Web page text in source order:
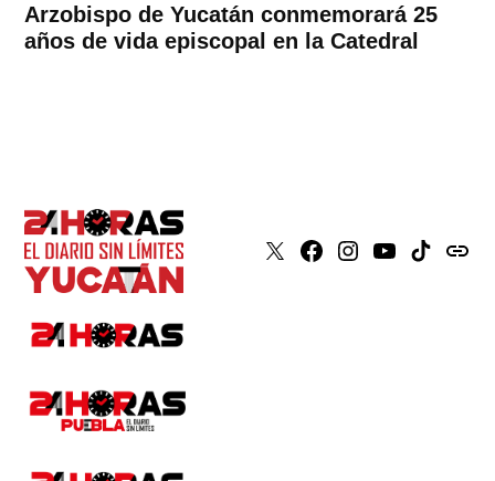
Arzobispo de Yucatán conmemorará 25
años de vida episcopal en la Catedral
X Faceboook
Instagram
YoutubeTiktokissuu